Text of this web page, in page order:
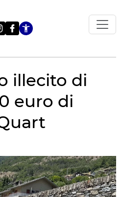
Apri le
illecito di
euro di